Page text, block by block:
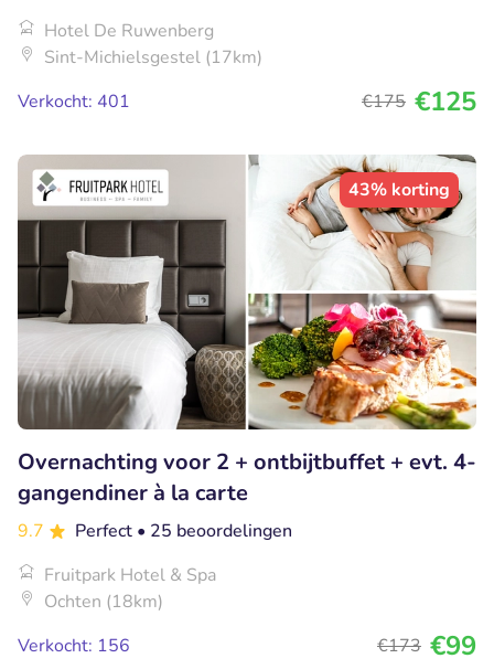
Hotel De Ruwenberg
Sint-Michielsgestel (17km)
Verkocht: 401
€175 €125
43% korting
Overnachting voor 2 + ontbijtbuffet + evt. 4-
gangendiner à la carte
9.7 Perfect • 25 beoordelingen
Fruitpark Hotel & Spa
Ochten (18km)
Verkocht: 156
€173 €99